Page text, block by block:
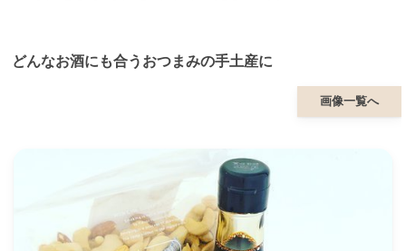
どんなお酒にも合うおつまみの手土産に
画像一覧へ